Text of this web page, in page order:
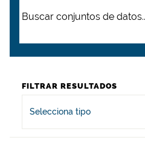
FILTRAR RESULTADOS
Selecciona tipo